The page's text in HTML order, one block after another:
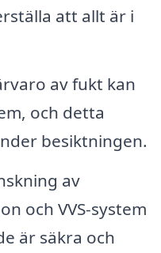
att allt är i
av fukt kan
och detta
besiktningen.
av
och VVS-system
är säkra och